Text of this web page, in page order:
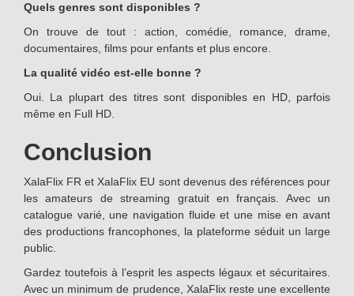
Quels genres sont disponibles ?
On trouve de tout : action, comédie, romance, drame,
documentaires, films pour enfants et plus encore.
La qualité vidéo est-elle bonne ?
Oui. La plupart des titres sont disponibles en HD, parfois
même en Full HD.
Conclusion
XalaFlix FR et XalaFlix EU sont devenus des références pour
les amateurs de streaming gratuit en français. Avec un
catalogue varié, une navigation fluide et une mise en avant
des productions francophones, la plateforme séduit un large
public.
Gardez toutefois à l’esprit les aspects légaux et sécuritaires.
Avec un minimum de prudence, XalaFlix reste une excellente